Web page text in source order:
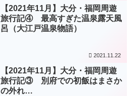
【2021年11月】大分・福岡周遊
旅行記④ 最高すぎた温泉露天風
呂（大江戸温泉物語）
2021.11.22
【2021年11月】大分・福岡周遊
旅行記③ 別府での初飯はまさか
の外れ…